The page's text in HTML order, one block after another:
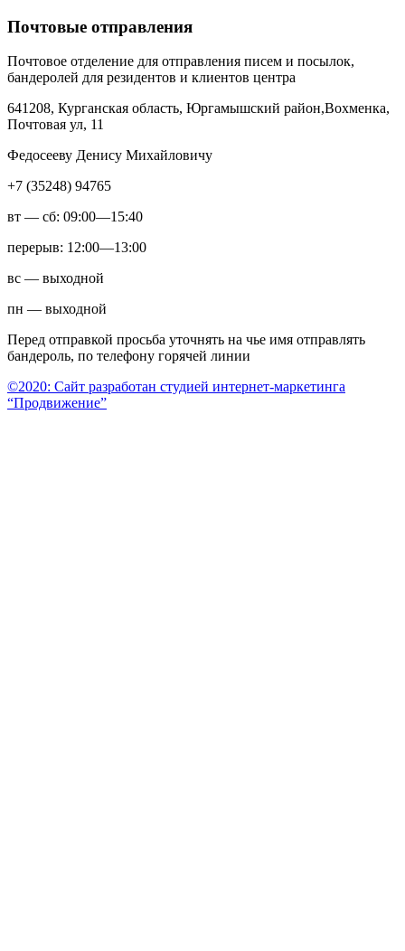
Почтовые отправления
Почтовое отделение для отправления писем и посылок,
бандеролей для резидентов и клиентов центра
641208, Курганская область, Юргамышский район,Вохменка,
Почтовая ул, 11
Федосееву Денису Михайловичу
+7 (35248) 94765
вт — сб: 09:00—15:40
перерыв: 12:00—13:00
вс — выходной
пн — выходной
Перед отправкой просьба уточнять на чье имя отправлять
бандероль, по телефону горячей линии
©2020: Сайт разработан студией интернет-маркетинга
“Продвижение”